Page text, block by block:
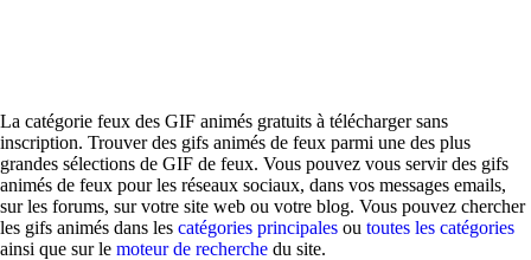
La catégorie feux des GIF animés gratuits à télécharger sans
inscription. Trouver des gifs animés de feux parmi une des plus
grandes sélections de GIF de feux. Vous pouvez vous servir des gifs
animés de feux pour les réseaux sociaux, dans vos messages emails,
sur les forums, sur votre site web ou votre blog. Vous pouvez chercher
les gifs animés dans les catégories principales ou toutes les catégories
ainsi que sur le moteur de recherche du site.